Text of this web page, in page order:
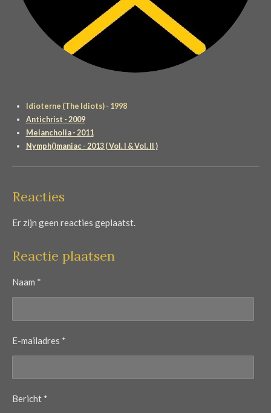
Idioterne (The Idiots) - 1998
Antichrist - 2009
Melancholia - 2011
Nymph()maniac - 2013 ( Vol. I & Vol. II )
Reacties
Er zijn geen reacties geplaatst.
Reactie plaatsen
Naam *
E-mailadres *
Bericht *